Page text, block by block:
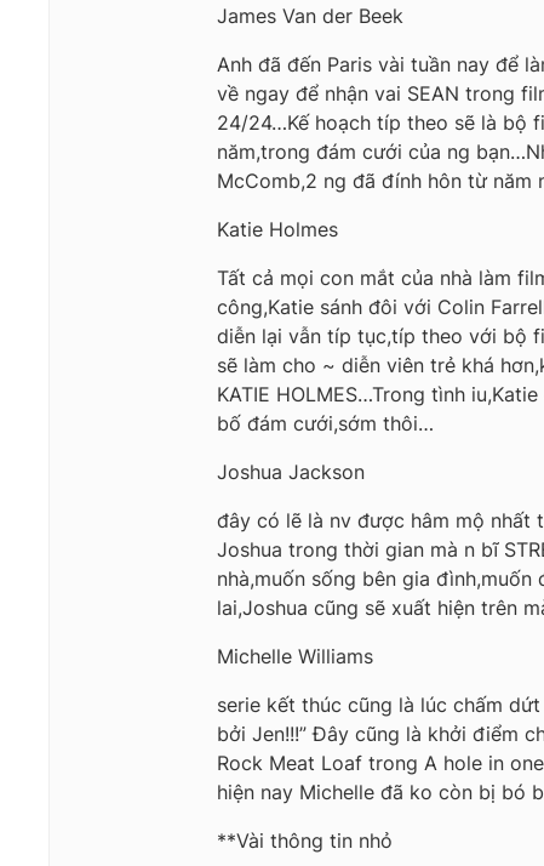
James Van der Beek
Anh đã đến Paris vài tuần nay để
về ngay để nhận vai SEAN trong
24/24…Kế hoạch típ theo sẽ là bộ
năm,trong đám cưới của ng
McComb,2 ng đã đính hôn từ năm
Katie Holmes
Tất cả mọi con mắt của nhà làm
công,Katie sánh đôi với Colin
diễn lại vẫn típ tục,típ theo với bộ
sẽ làm cho ~ diễn viên trẻ khá
KATIE HOLMES…Trong tình
bố đám cưới,sớm thôi…
Joshua Jackson
đây có lẽ là nv được hâm mộ nhất
Joshua trong thời gian mà n bĩ
nhà,muốn sống bên gia
lai,Joshua cũng sẽ xuất hiện trên
Michelle Williams
serie kết thúc cũng là lúc chấm
bởi Jen!!!” Đây cũng là khởi điểm
Rock Meat Loaf trong A hole in
hiện nay Michelle đã ko còn bị bó
**Vài thông tin nhỏ